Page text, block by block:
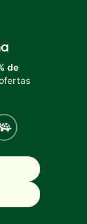
de
Tortugas